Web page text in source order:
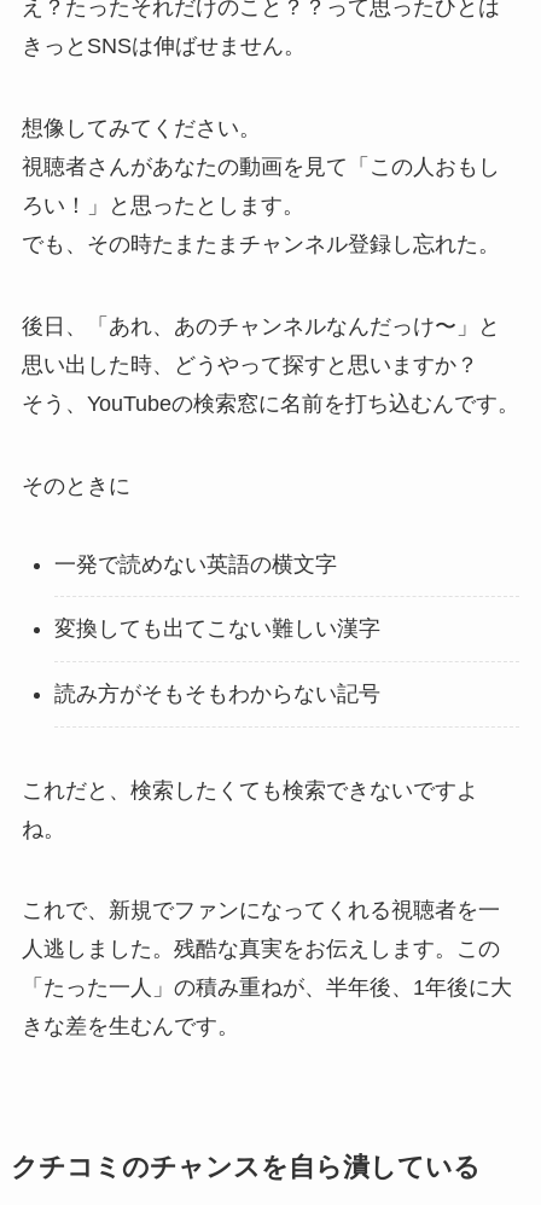
え？たったそれだけのこと？？って思ったひとは
きっとSNSは伸ばせません。
想像してみてください。
視聴者さんがあなたの動画を見て「この人おもし
ろい！」と思ったとします。
でも、その時たまたまチャンネル登録し忘れた。
後日、「あれ、あのチャンネルなんだっけ〜」と
思い出した時、どうやって探すと思いますか？
そう、YouTubeの検索窓に名前を打ち込むんです。
そのときに
一発で読めない英語の横文字
変換しても出てこない難しい漢字
読み方がそもそもわからない記号
これだと、検索したくても検索できないですよ
ね。
これで、新規でファンになってくれる視聴者を一
人逃しました。残酷な真実をお伝えします。この
「たった一人」の積み重ねが、半年後、1年後に大
きな差を生むんです。
クチコミのチャンスを自ら潰している